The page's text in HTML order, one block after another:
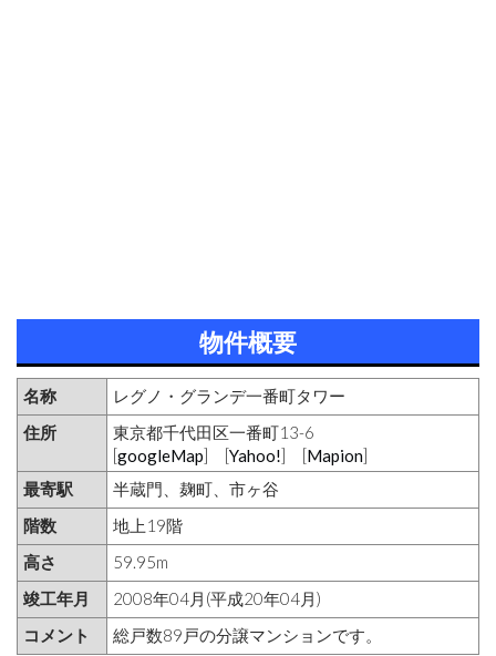
物件概要
名称
レグノ・グランデ一番町タワー
住所
東京都千代田区一番町13-6
[googleMap] [Yahoo!] [Mapion]
最寄駅
半蔵門、麹町、市ヶ谷
階数
地上19階
高さ
59.95m
竣工年月
2008年04月(平成20年04月)
コメント
総戸数89戸の分譲マンションです。